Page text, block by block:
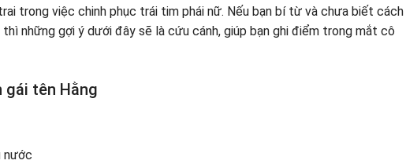
trong việc chinh phục trái tim phái nữ. Nếu bạn bí từ và chưa biết cách
những gợi ý dưới đây sẽ là cứu cánh, giúp bạn ghi điểm trong mắt cô
gái tên Hằng
nước